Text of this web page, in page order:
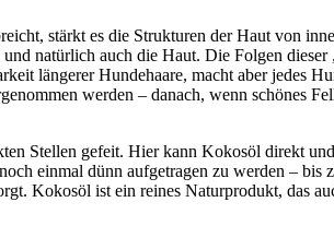
stärkt es die Strukturen der Haut von
natürlich auch die Haut. Die Folgen
längerer Hundehaare, macht aber jedes
werden – danach, wenn schönes
Stellen gefeit. Hier kann Kokosöl direkt
einmal dünn aufgetragen zu werden – bis
Kokosöl ist ein reines Naturprodukt, das